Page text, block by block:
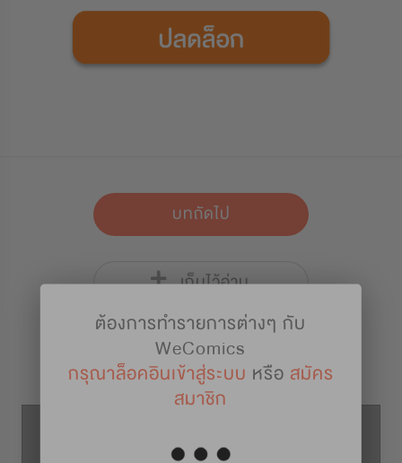
บทถัดไป
เก็บไว้อ่าน
รายละเอียดการ์ตูน
ต้องการทำรายการต่างๆ กับ
WeComics
กรุณาล็อคอินเข้าสู่ระบบ หรือ สมัคร
สมาชิก